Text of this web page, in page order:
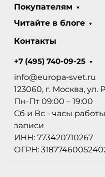
Покупателям
Читайте в блоге
Контакты
+7 (495) 740-09-25
info@europa-svet.ru
123060, г. Москва, ул.
Пн-Пт 09:00 – 19:00
Сб и Вс - часы
записи
ИНН: 773420710267
ОГРН: